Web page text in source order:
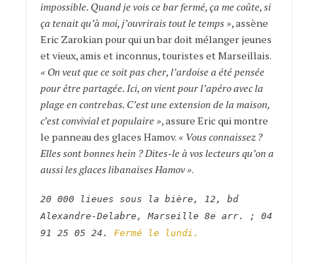
impossible. Quand je vois ce bar fermé, ça me coûte, si
ça tenait qu’à moi, j’ouvrirais tout le temps », assène
Eric Zarokian pour qui un bar doit mélanger jeunes
et vieux, amis et inconnus, touristes et Marseillais.
« On veut que ce soit pas cher, l’ardoise a été pensée
pour être partagée. Ici, on vient pour l’apéro avec la
plage en contrebas. C’est une extension de la maison,
c’est convivial et populaire », assure Eric qui montre
le panneau des glaces Hamov. « Vous connaissez ?
Elles sont bonnes hein ? Dites-le à vos lecteurs qu’on a
aussi les glaces libanaises Hamov ».
20 000 lieues sous la bière, 12, bd
Alexandre-Delabre, Marseille 8e arr. ; 04
91 25 05 24. Fermé le lundi.